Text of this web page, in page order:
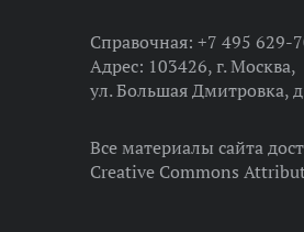
Справочная: +7 495 629-
Адрес: 103426, г. Москва,
ул. Большая Дмитровка,
Все материалы сайта
Creative Commons